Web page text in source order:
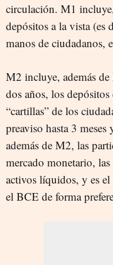
circulación. M1
depósitos a la vista (es
manos de ciudadanos,
M2 incluye, además
dos años, los
“cartillas” de los
preaviso hasta 3
además de M2, las
mercado monetario,
activos líquidos, y es
el BCE de forma